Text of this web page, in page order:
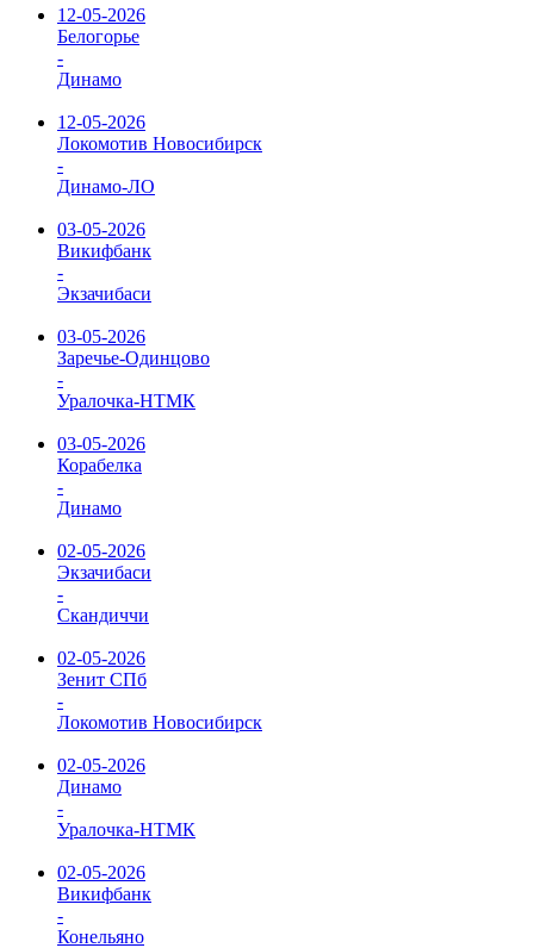
12-05-2026
Белогорье
-
Динамо
12-05-2026
Локомотив Новосибирск
-
Динамо-ЛО
03-05-2026
Викифбанк
-
Экзачибаси
03-05-2026
Заречье-Одинцово
-
Уралочка-НТМК
03-05-2026
Корабелка
-
Динамо
02-05-2026
Экзачибаси
-
Скандиччи
02-05-2026
Зенит СПб
-
Локомотив Новосибирск
02-05-2026
Динамо
-
Уралочка-НТМК
02-05-2026
Викифбанк
-
Конельяно